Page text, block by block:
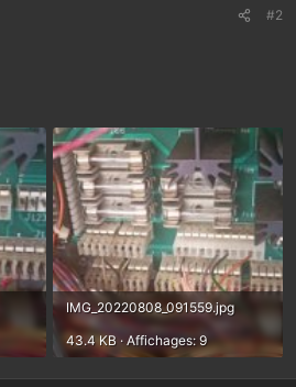
#2
IMG_20220808_091559.jpg
43.4 KB · Affichages: 9